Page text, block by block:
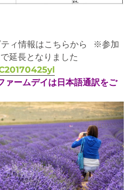
ティ情報はこちらから ※参加
延長となりました
ァームデイは日本語通訳をご